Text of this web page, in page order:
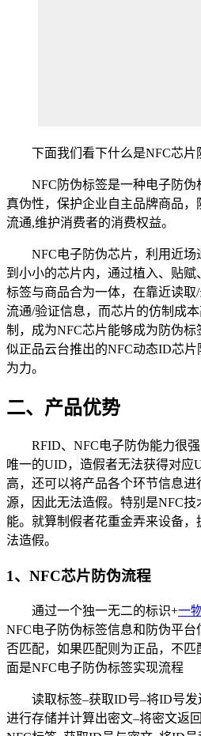
下面我们看下什么是NFC芯片
NFC防伪标签是一种电子防伪
真伪性，保护企业自主品牌商品
流通,维护消费者的消费权益。
NFC电子防伪芯片，利用近场
到小小的芯片内，通过植入、贴
标签与商品合为一体，在靠近读
流通/验证信息，而芯片的仿制成
制，成为NFC芯片能够成为防伪
似正品云台推出的NFC动态ID芯
为力。
二、产品优势
RFID、NFC电子防伪能力很强
唯一的UID，造假者无法获得对应
高，还可以将产品各个环节信息
源，因此无法造假。特别是NFC
能。就算制假者花重金弄来设备
法造假。
1、NFC芯片防伪流程
通过一个独一无二的标识+一
NFC电子防伪标签信息和防伪平
否匹配，如果匹配则为正品，不
面是NFC电子防伪标签实现流程
读取标签–获取ID号–将ID号发
进行存储并计算出密文–将密文返